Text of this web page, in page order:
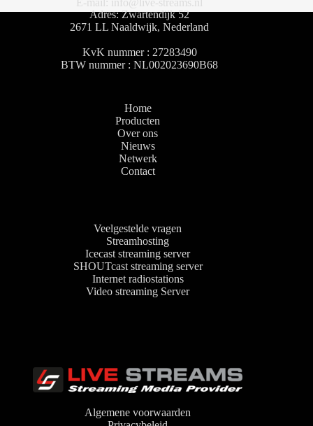
E-mail: info@live-streams.nl
Adres: Zwartendijk 52
2671 LL Naaldwijk, Nederland
KvK nummer : 27283490
BTW nummer : NL002023690B68
Home
Producten
Over ons
Nieuws
Netwerk
Contact
Veelgestelde vragen
Streamhosting
Icecast streaming server
SHOUTcast streaming server
Internet radiostations
Video streaming Server
Algemene voorwaarden